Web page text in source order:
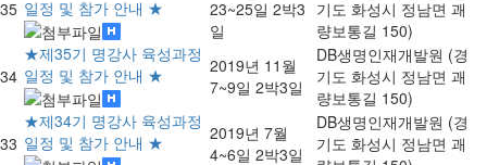
35 일정 및 참가 안내 ★
23~25일 2박3
일
기도 화성시 정남면 괘
량보통길 150)
34
★제35기 명강사 육성과정
일정 및 참가 안내 ★
2019년 11월
7~9일 2박3일
DB생명인재개발원 (경
기도 화성시 정남면 괘
량보통길 150)
33
★제34기 명강사 육성과정
일정 및 참가 안내 ★
2019년 7월
4~6일 2박3일
DB생명인재개발원 (경
기도 화성시 정남면 괘